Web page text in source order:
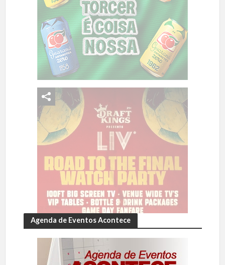
Agenda de Eventos Acontece